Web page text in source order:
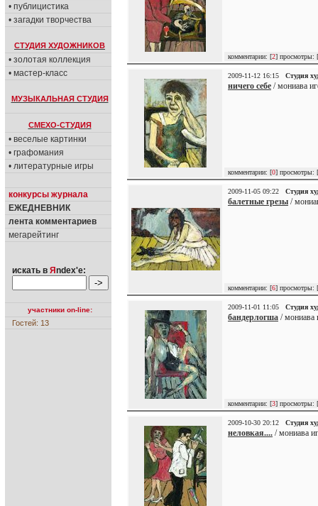
• публицистика
• загадки творчества
СТУДИЯ ХУДОЖНИКОВ
• золотая коллекция
• мастер-класс
МУЗЫКАЛЬНАЯ СТУДИЯ
СМЕХО-СТУДИЯ
• веселые картинки
• графомания
• литературные игры
конкурсы журнала
ЕЖЕДНЕВНИК
лента комментариев
мегарейтинг
искать в Я ndex'е:
участники on-line:
Гостей: 13
комментарии: [2] просмотры: [
2009-11-12 16:15 Студия
ничего себе / мониава
комментарии: [0] просмотры: [
2009-11-05 09:22 Студия
балетные грезы /
комментарии: [6] просмотры: [
2009-11-01 11:05 Студия
бандерлогша / мониава
комментарии: [3] просмотры: [
2009-10-30 20:12 Студия
неловкая.... / мониава